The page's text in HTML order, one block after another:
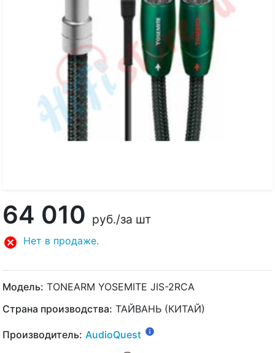
64 010 руб./за шт
Нет в продаже.
Модель: TONEARM YOSEMITE JIS-2RCA
Страна производства: ТАЙВАНЬ (КИТАЙ)
Производитель: AudioQuest